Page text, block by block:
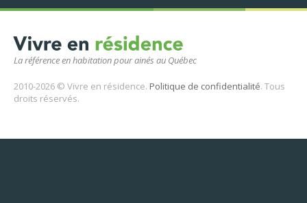
La référence en habitation pour ainés au Québec
2010-2026 © Vivre en résidence. Politique de confidentialité. Tous
droits réservés.